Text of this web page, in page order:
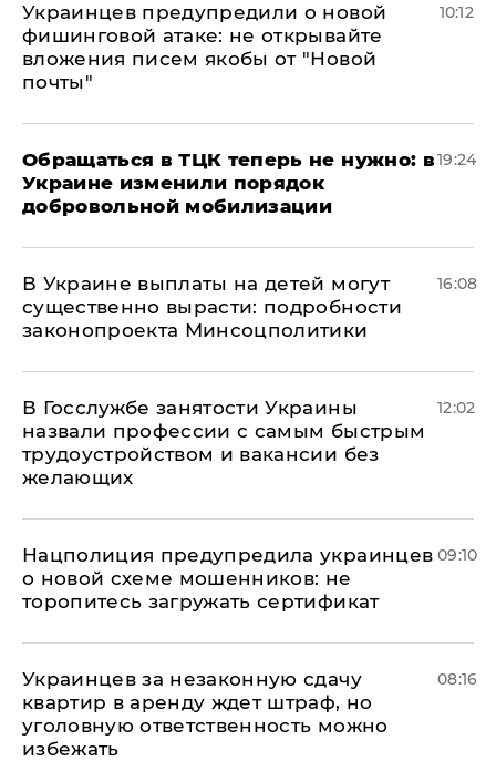
Украинцев предупредили о новой
фишинговой атаке: не открывайте
вложения писем якобы от "Новой
почты"
10:12
Обращаться в ТЦК теперь не нужно: в
Украине изменили порядок
добровольной мобилизации
19:24
В Украине выплаты на детей могут
существенно вырасти: подробности
законопроекта Минсоцполитики
16:08
В Госслужбе занятости Украины
назвали профессии с самым быстрым
трудоустройством и вакансии без
желающих
12:02
Нацполиция предупредила украинцев
о новой схеме мошенников: не
торопитесь загружать сертификат
09:10
Украинцев за незаконную сдачу
квартир в аренду ждет штраф, но
уголовную ответственность можно
избежать
08:16